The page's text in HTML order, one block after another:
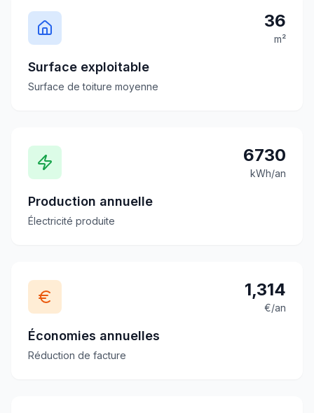
36
m²
Surface exploitable
Surface de toiture moyenne
6730
kWh/an
Production annuelle
Électricité produite
1,314
€/an
Économies annuelles
Réduction de facture